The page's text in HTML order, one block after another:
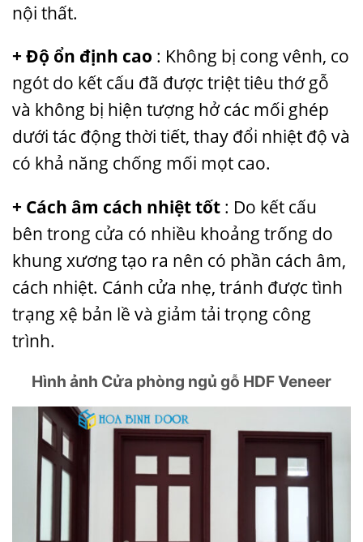
nội thất.
+ Độ ổn định cao : Không bị cong vênh, co
ngót do kết cấu đã được triệt tiêu thớ gỗ
và không bị hiện tượng hở các mối ghép
dưới tác động thời tiết, thay đổi nhiệt độ và
có khả năng chống mối mọt cao.
+ Cách âm cách nhiệt tốt : Do kết cấu
bên trong cửa có nhiều khoảng trống do
khung xương tạo ra nên có phần cách âm,
cách nhiệt. Cánh cửa nhẹ, tránh được tình
trạng xệ bản lề và giảm tải trọng công
trình.
Hình ảnh Cửa phòng ngủ gỗ HDF Veneer